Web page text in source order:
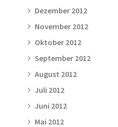
Dezember 2012
November 2012
Oktober 2012
September 2012
August 2012
Juli 2012
Juni 2012
Mai 2012